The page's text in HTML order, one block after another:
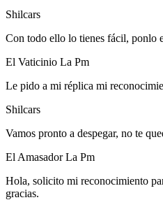
Shilcars
Con todo ello lo tienes fácil, ponlo
El Vaticinio La Pm
Le pido a mi réplica mi
Shilcars
Vamos pronto a despegar, no te
El Amasador La Pm
Hola, solicito mi reconocimiento
gracias.